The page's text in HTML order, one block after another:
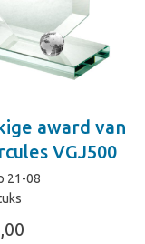
award van
VGJ500
21-08